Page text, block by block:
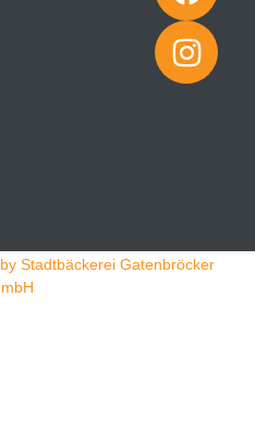
Stadtbäckerei Gatenbröcker